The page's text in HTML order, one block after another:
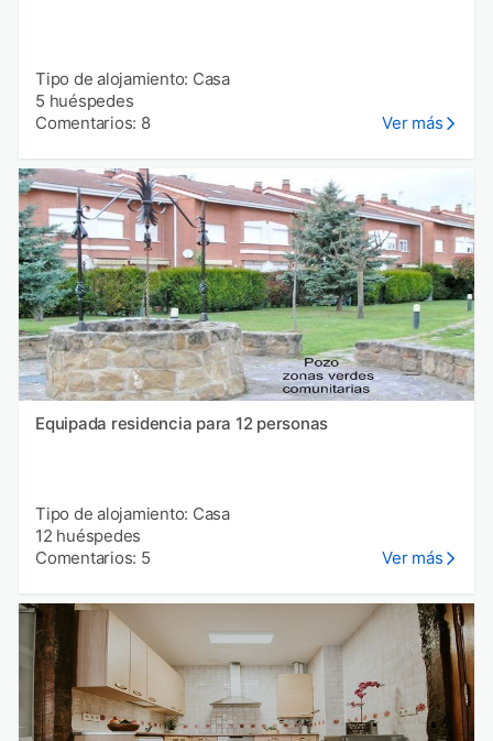
Tipo de alojamiento: Casa
5 huéspedes
Comentarios: 8
Ver más
Equipada residencia para 12 personas
Tipo de alojamiento: Casa
12 huéspedes
Comentarios: 5
Ver más